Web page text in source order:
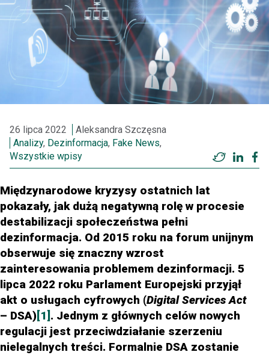
26 lipca 2022
Aleksandra Szczęsna
Analizy, Dezinformacja, Fake News,
Wszystkie wpisy
Twitter
Międzynarodowe kryzysy ostatnich lat
pokazały, jak dużą negatywną rolę w procesie
destabilizacji społeczeństwa pełni
dezinformacja. Od 2015 roku na forum unijnym
obserwuje się znaczny wzrost
zainteresowania problemem dezinformacji. 5
lipca 2022 roku Parlament Europejski przyjął
akt o usługach cyfrowych (Digital Services Act
– DSA)[1] . Jednym z głównych celów nowych
regulacji jest przeciwdziałanie szerzeniu
nielegalnych treści. Formalnie DSA zostanie